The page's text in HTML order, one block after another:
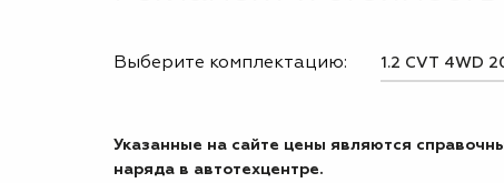
Выберите комплектацию:
Указанные на сайте цены являются
наряда в автотехцентре.